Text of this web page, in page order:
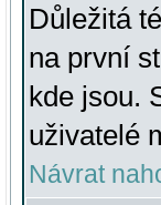
Důležitá
na první
kde jsou.
uživatelé
Návrat